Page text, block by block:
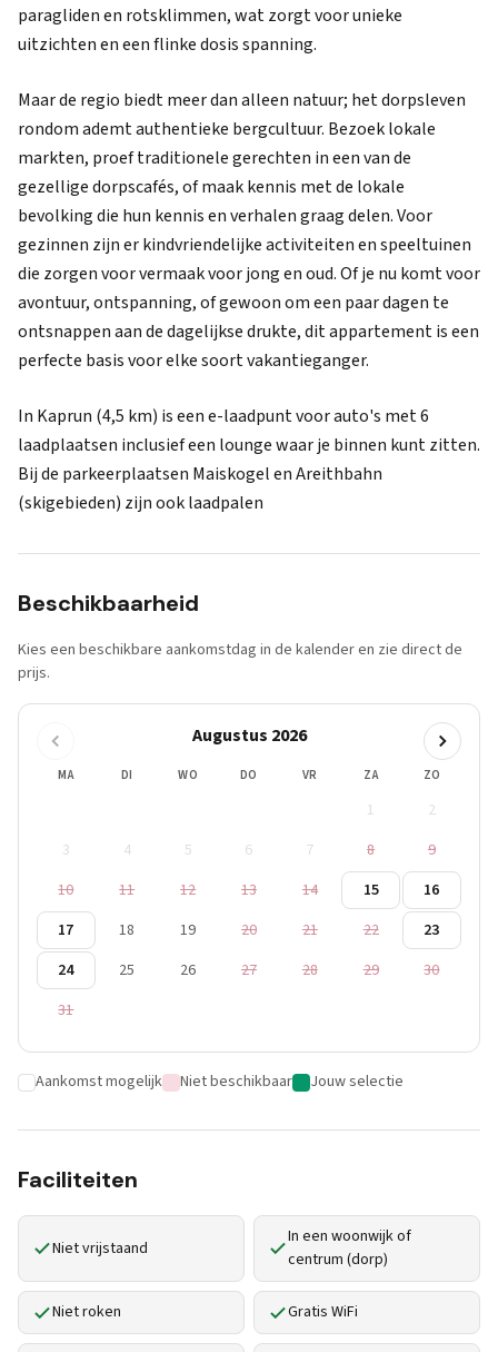
paragliden en rotsklimmen, wat zorgt voor unieke
uitzichten en een flinke dosis spanning.
Maar de regio biedt meer dan alleen natuur; het dorpsleven
rondom ademt authentieke bergcultuur. Bezoek lokale
markten, proef traditionele gerechten in een van de
gezellige dorpscafés, of maak kennis met de lokale
bevolking die hun kennis en verhalen graag delen. Voor
gezinnen zijn er kindvriendelijke activiteiten en speeltuinen
die zorgen voor vermaak voor jong en oud. Of je nu komt voor
avontuur, ontspanning, of gewoon om een paar dagen te
ontsnappen aan de dagelijkse drukte, dit appartement is een
perfecte basis voor elke soort vakantieganger.
In Kaprun (4,5 km) is een e-laadpunt voor auto's met 6
laadplaatsen inclusief een lounge waar je binnen kunt zitten.
Bij de parkeerplaatsen Maiskogel en Areithbahn
(skigebieden) zijn ook laadpalen
Beschikbaarheid
Kies een beschikbare aankomstdag in de kalender en zie direct de
prijs.
Augustus 2026
MA DI WO DO VR ZA ZO
1
2
3
4 5 6 7 8
9
10
11 12 13 14 15
16
17
18 19 20 21 22
23
24
25 26 27 28 29
30
31
Aankomst mogelijk Niet beschikbaar Jouw selectie
Faciliteiten
Niet vrijstaand
In een woonwijk of
centrum (dorp)
Niet roken Gratis WiFi